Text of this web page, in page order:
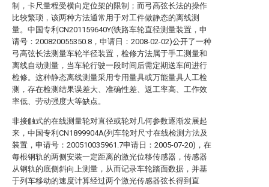
制，卡尺量程受横向定位架的限制；而弓高弦长法的操作
比较繁琐，该两种方法通常用于对工件做静态的离线测
量。中国专利CN201159640Y(铁路车轮直径测量装置，申
请号：200820055350.8，申请日：2008-02-02)公开了一种
弓高弦长法测量车轮半径装置，检修方法属于手工测量和
离线自动测量，当车轮行驶一段时间后需定期送车间进行
检修。这种静态离线测量采用专用量具或万能量具人工检
测，存在检测结果误差大、准确性差、返工率高、工作效
率低、劳动强度大等缺点。
非接触式的在线测量轮对直径或轮对几何参数逐渐发展起
来，中国专利CN1899904A(列车轮对尺寸在线检测方法及
装置，申请号：200510035961.7申请日：2005-07-20)，在
每根钢轨的两侧安装一定距离的激光位移传感器，传感器
从钢轨的底侧斜向上测量，从而记录车轮踏面数据，并基
于列车移动的速度计算经过两个激光传感器弦长得到直